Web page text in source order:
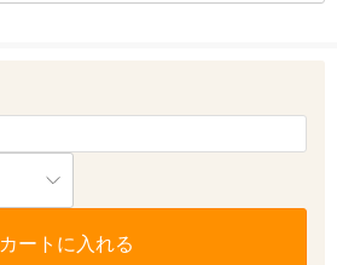
カートに入れる